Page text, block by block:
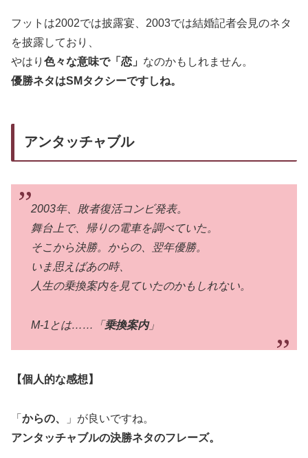
フットは2002では披露宴、2003では結婚記者会見のネタ
を披露しており、
やはり 色々な意味で「恋」 なのかもしれません。
優勝ネタはSMタクシーですしね。
アンタッチャブル
2003年、敗者復活コンビ発表。
舞台上で、帰りの電車を調べていた。
そこから決勝。からの、翌年優勝。
いま思えばあの時、
人生の乗換案内を見ていたのかもしれない。
M-1とは……「 乗換案内」
【個人的な感想】
「 からの、
」が良いですね。
アンタッチャブルの決勝ネタのフレーズ。